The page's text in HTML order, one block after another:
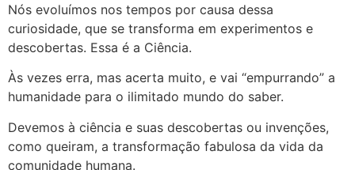
Nós evoluímos nos tempos por causa dessa
curiosidade, que se transforma em experimentos e
descobertas. Essa é a Ciência.
Às vezes erra, mas acerta muito, e vai “empurrando” a
humanidade para o ilimitado mundo do saber.
Devemos à ciência e suas descobertas ou invenções,
como queiram, a transformação fabulosa da vida da
comunidade humana.